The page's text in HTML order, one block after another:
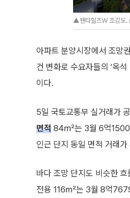
▲펜타힐즈W 조감도.
아파트 분양시장에서 조망
건 변화로 수요자들의 ‘옥
이다.
5일 국토교통부 실거래가
면적 84㎡는 3월 6억1500
인근 단지 동일 면적 거래
바다 조망 단지도 비슷한
전용 116㎡는 3월 8억